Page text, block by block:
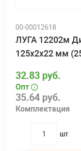
00-00012618
ЛУГА 12202м
125х2х22 мм
35.64 руб.
Комплектация
32.83 руб.
Опт
quantity
шт